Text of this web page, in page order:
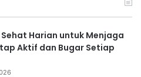
Harian untuk Menjaga
Aktif dan Bugar Setiap